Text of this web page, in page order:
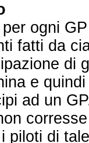
ogni
fatti da
di
e
ad un
piloti di